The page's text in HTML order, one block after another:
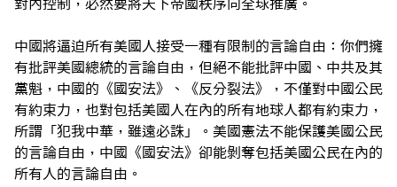
對內控制，必然要將天下帝國秩序向全球推廣。
中國將逼迫所有美國人接受一種有限制的言論自由：你們擁
有批評美國總統的言論自由，但絕不能批評中國、中共及其
黨魁，中國的《國安法》、《反分裂法》，不僅對中國公民
有約束力，也對包括美國人在內的所有地球人都有約束力，
所謂「犯我中華，雖遠必誅」。美國憲法不能保護美國公民
的言論自由，中國《國安法》卻能剝奪包括美國公民在內的
所有人的言論自由。